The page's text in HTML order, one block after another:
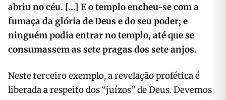
abriu no céu. […] E o templo encheu-se com a
fumaça da glória de Deus e do seu poder; e
ninguém podia entrar no templo, até que se
consumassem as sete pragas dos sete anjos.
Neste terceiro exemplo, a revelação profética é
liberada a respeito dos “juízos” de Deus. Devemos